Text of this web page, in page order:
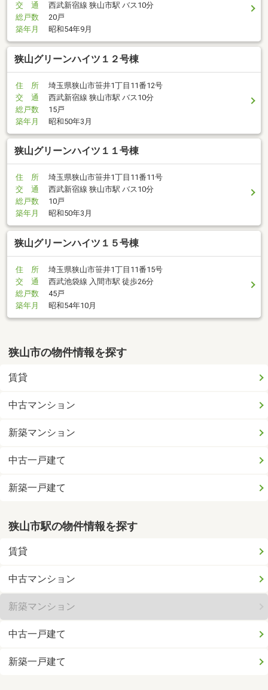
交 通
西武新宿線 狭山市駅 バス10分
総戸数
20戸
築年月
昭和54年9月
狭山グリーンハイツ１２号棟
住 所
埼玉県狭山市笹井1丁目11番12号
交 通
西武新宿線 狭山市駅 バス10分
総戸数
15戸
築年月
昭和50年3月
狭山グリーンハイツ１１号棟
住 所
埼玉県狭山市笹井1丁目11番11号
交 通
西武新宿線 狭山市駅 バス10分
総戸数
10戸
築年月
昭和50年3月
狭山グリーンハイツ１５号棟
住 所
埼玉県狭山市笹井1丁目11番15号
交 通
西武池袋線 入間市駅 徒歩26分
総戸数
45戸
築年月
昭和54年10月
狭山市の物件情報を探す
賃貸
中古マンション
新築マンション
中古一戸建て
新築一戸建て
狭山市駅の物件情報を探す
賃貸
中古マンション
新築マンション
中古一戸建て
新築一戸建て